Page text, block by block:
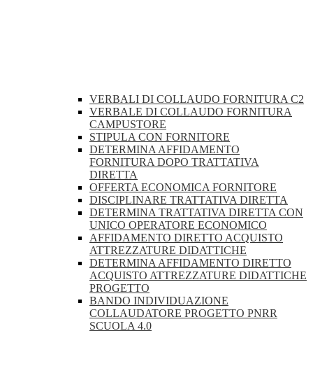
VERBALI DI COLLAUDO FORNITURA C2
VERBALE DI COLLAUDO FORNITURA
CAMPUSTORE
STIPULA CON FORNITORE
DETERMINA AFFIDAMENTO
FORNITURA DOPO TRATTATIVA
DIRETTA
OFFERTA ECONOMICA FORNITORE
DISCIPLINARE TRATTATIVA DIRETTA
DETERMINA TRATTATIVA DIRETTA CON
UNICO OPERATORE ECONOMICO
AFFIDAMENTO DIRETTO ACQUISTO
ATTREZZATURE DIDATTICHE
DETERMINA AFFIDAMENTO DIRETTO
ACQUISTO ATTREZZATURE DIDATTICHE
PROGETTO
BANDO INDIVIDUAZIONE
COLLAUDATORE PROGETTO PNRR
SCUOLA 4.0